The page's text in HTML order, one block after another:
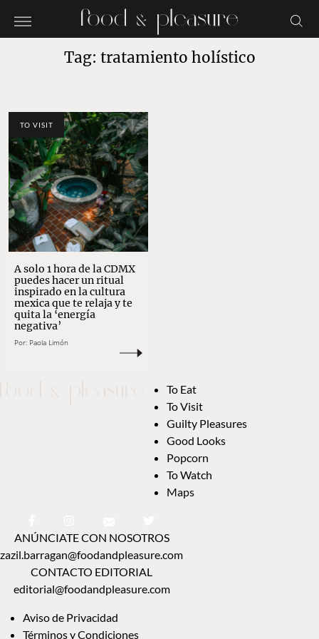
Tag: tratamiento holístico
TO VISIT
A solo 1 hora de la CDMX
puedes hacer un ritual
inspirado en la cultura
mexica que te relaja y te
quita la ‘energía
negativa’
Por: Paola Limón
To Eat
To Visit
Guilty Pleasures
Good Looks
Popcorn
To Watch
Maps
ANÚNCIATE CON NOSOTROS
zazil.barragan@foodandpleasure.com
CONTACTO EDITORIAL
editorial@foodandpleasure.com
Aviso de Privacidad
Términos y Condiciones